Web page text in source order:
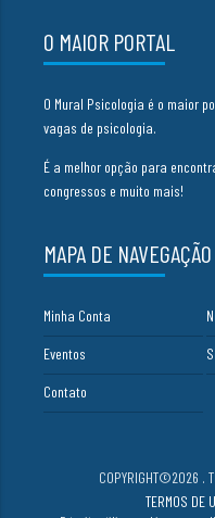
O MAIOR PORTAL
O Mural Psicologia é o maior
vagas de psicologia.
É a melhor opção para
congressos e muito mais!
MAPA DE NAVEGAÇÃO
Minha Conta
Eventos
Contato
COPYRIGHT©2026 .
TERMOS DE